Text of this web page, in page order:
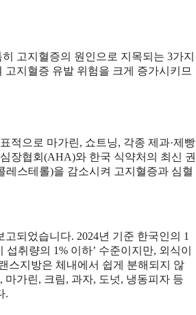
고지혈증의 원인으로 지목되는 3가지
지혈증 유발 위험을 크게 증가시키므
적으로 마가린, 쇼트닝, 각종 제과·제빵
장협회(AHA)와 한국 식약처의 최신 권
스테롤)을 감소시켜 고지혈증과 심혈
되었습니다. 2024년 기준 한국인의 1
취량의 1% 이하’ 수준이지만, 외식이
스지방은 체내에서 쉽게 분해되지 않
가린, 크림, 과자, 도넛, 냉동피자 등
.